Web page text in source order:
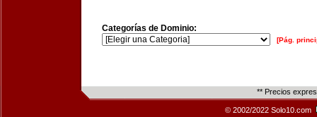
Categorías de Dominio:
[Pág.
** Precios
© 2002/2022 Solo10.com